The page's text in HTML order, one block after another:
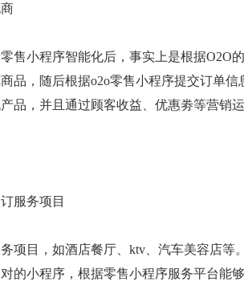
售小程序智能化后，事实上是根据O2O
品，随后根据o2o零售小程序提交订单
品，并且通过顾客收益、优惠劵等营销
服务项目
项目，如酒店餐厅、ktv、汽车美容店
的小程序，根据零售小程序服务平台能